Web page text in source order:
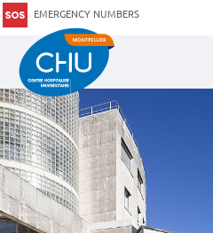
EMERGENCY NUMBERS